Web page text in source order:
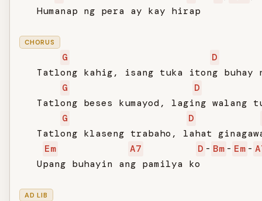
   Humanap ng pera ay kay hirap
CHORUS
G
D
Tatlong kahig, isang tuka itong buhay
G
D
Tatlong beses kumayod, laging walang
G
D
Tatlong klaseng trabaho, lahat
Em
A7 D - Bm - Em -
   Upang buhayin ang pamilya ko
AD LIB